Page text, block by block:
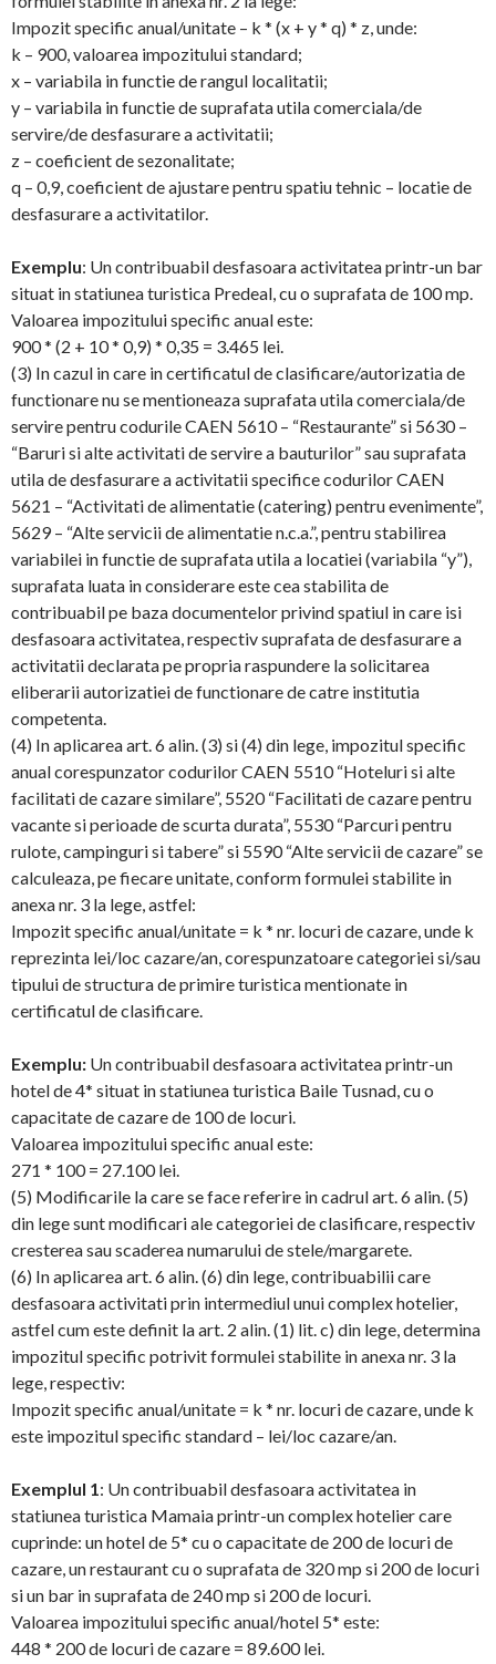
Impozit specific anual/unitate – k * (x + y * q) * z, unde:
k – 900, valoarea impozitului standard;
x – variabila in functie de rangul localitatii;
y – variabila in functie de suprafata utila comerciala/de
servire/de desfasurare a activitatii;
z – coeficient de sezonalitate;
q – 0,9, coeficient de ajustare pentru spatiu tehnic – locatie de
desfasurare a activitatilor.
Exemplu: Un contribuabil desfasoara activitatea printr-un bar
situat in statiunea turistica Predeal, cu o suprafata de 100 mp.
Valoarea impozitului specific anual este:
900 * (2 + 10 * 0,9) * 0,35 = 3.465 lei.
(3) In cazul in care in certificatul de clasificare/autorizatia de
functionare nu se mentioneaza suprafata utila comerciala/de
servire pentru codurile CAEN 5610 – “Restaurante” si 5630 –
“Baruri si alte activitati de servire a bauturilor” sau suprafata
utila de desfasurare a activitatii specifice codurilor CAEN
5621 – “Activitati de alimentatie (catering) pentru evenimente”,
5629 – “Alte servicii de alimentatie n.c.a.”, pentru stabilirea
variabilei in functie de suprafata utila a locatiei (variabila “y”),
suprafata luata in considerare este cea stabilita de
contribuabil pe baza documentelor privind spatiul in care isi
desfasoara activitatea, respectiv suprafata de desfasurare a
activitatii declarata pe propria raspundere la solicitarea
eliberarii autorizatiei de functionare de catre institutia
competenta.
(4) In aplicarea art. 6 alin. (3) si (4) din lege, impozitul specific
anual corespunzator codurilor CAEN 5510 “Hoteluri si alte
facilitati de cazare similare”, 5520 “Facilitati de cazare pentru
vacante si perioade de scurta durata”, 5530 “Parcuri pentru
rulote, campinguri si tabere” si 5590 “Alte servicii de cazare” se
calculeaza, pe fiecare unitate, conform formulei stabilite in
anexa nr. 3 la lege, astfel:
Impozit specific anual/unitate = k * nr. locuri de cazare, unde k
reprezinta lei/loc cazare/an, corespunzatoare categoriei si/sau
tipului de structura de primire turistica mentionate in
certificatul de clasificare.
Exemplu: Un contribuabil desfasoara activitatea printr-un
hotel de 4* situat in statiunea turistica Baile Tusnad, cu o
capacitate de cazare de 100 de locuri.
Valoarea impozitului specific anual este:
271 * 100 = 27.100 lei.
(5) Modificarile la care se face referire in cadrul art. 6 alin. (5)
din lege sunt modificari ale categoriei de clasificare, respectiv
cresterea sau scaderea numarului de stele/margarete.
(6) In aplicarea art. 6 alin. (6) din lege, contribuabilii care
desfasoara activitati prin intermediul unui complex hotelier,
astfel cum este definit la art. 2 alin. (1) lit. c) din lege, determina
impozitul specific potrivit formulei stabilite in anexa nr. 3 la
lege, respectiv:
Impozit specific anual/unitate = k * nr. locuri de cazare, unde k
este impozitul specific standard – lei/loc cazare/an.
Exemplul 1: Un contribuabil desfasoara activitatea in
statiunea turistica Mamaia printr-un complex hotelier care
cuprinde: un hotel de 5* cu o capacitate de 200 de locuri de
cazare, un restaurant cu o suprafata de 320 mp si 200 de locuri
si un bar in suprafata de 240 mp si 200 de locuri.
Valoarea impozitului specific anual/hotel 5* este:
448 * 200 de locuri de cazare = 89.600 lei.